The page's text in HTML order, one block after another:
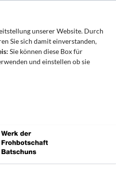
unserer Website. Durch
Sie sich damit einverstanden,
Sie können diese Box für
und einstellen ob sie